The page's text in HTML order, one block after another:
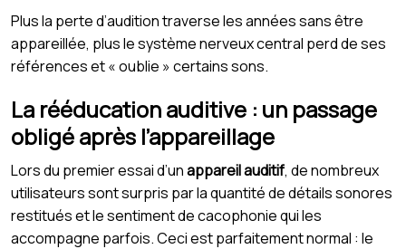
Plus la perte d’audition traverse les années sans être
appareillée, plus le système nerveux central perd de ses
références et « oublie » certains sons.
La rééducation auditive : un passage
obligé après l’appareillage
Lors du premier essai d’unappareil auditif, de nombreux
utilisateurs sont surpris par la quantité de détails sonores
restitués et le sentiment de cacophonie qui les
accompagne parfois. Ceci est parfaitement normal : le